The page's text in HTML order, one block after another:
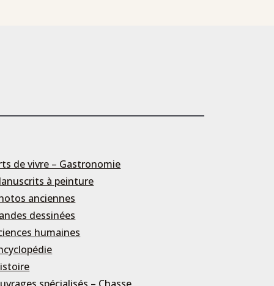
de vivre – Gastronomie
à peinture
anciennes
dessinées
humaines